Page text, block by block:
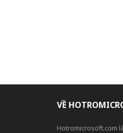
VỀ
Hotromicrosoft.com